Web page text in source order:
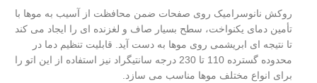
روکش نانوسرامیک روی صفحات ضمن محافظت از آسیب به موها با
تأمین دمای یکنواخت، سطح بسیار صاف و لغزنده ای را ایجاد می کند
تا نتیجه ای ابریشمی روی موها به دست آید. قابلیت تنظیم دما در
محدوده گسترده 110 تا 230 درجه سانتیگراد نیز استفاده از این اتو را
برای انواع مختلف موها مناسب می سازد.